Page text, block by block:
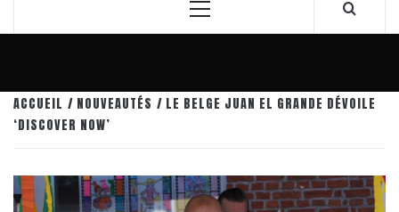
Menu
ACCUEIL NOUVEAUTÉS
LE BELGE JUAN EL GRANDE DÉVOILE
‘DISCOVER NOW’